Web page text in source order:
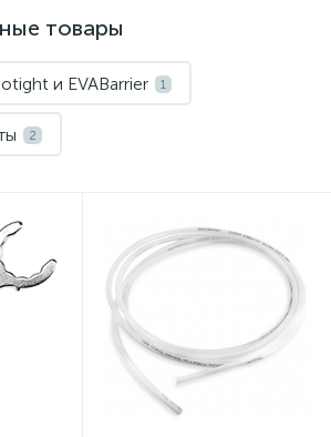
товары
и EVABarrier 1
2